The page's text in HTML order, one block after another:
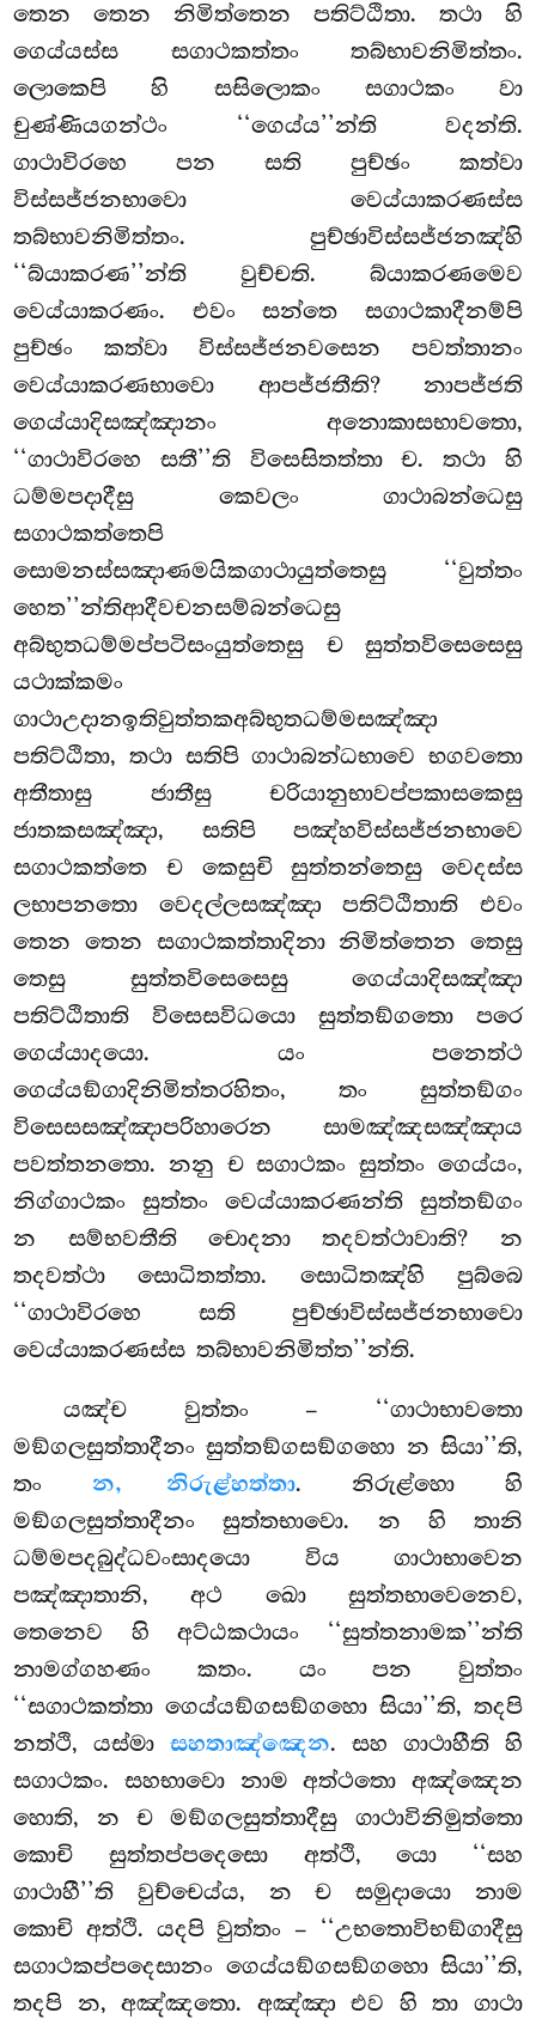
තෙන තෙන නිමිත්තෙන පතිට්ඨිතා. තථා හි
ගෙය්යස්ස සගාථකත්තං තබ්භාවනිමිත්තං.
ලොකෙපි හි සසිලොකං සගාථකං වා
චුණ්ණියගන්ථං ‘‘ගෙය්ය’’න්ති වදන්ති.
ගාථාවිරහෙ පන සති පුච්ඡං කත්වා
විස්සජ්ජනභාවො වෙය්යාකරණස්ස
තබ්භාවනිමිත්තං. පුච්ඡාවිස්සජ්ජනඤ්හි
‘‘බ්යාකරණ’’න්ති වුච්චති. බ්යාකරණමෙව
වෙය්යාකරණං. එවං සන්තෙ සගාථකාදීනම්පි
පුච්ඡං කත්වා විස්සජ්ජනවසෙන පවත්තානං
වෙය්යාකරණභාවො ආපජ්ජතීති? නාපජ්ජති
ගෙය්යාදිසඤ්ඤානං අනොකාසභාවතො,
‘‘ගාථාවිරහෙ සතී’’ති විසෙසිතත්තා ච. තථා හි
ධම්මපදාදීසු කෙවලං ගාථාබන්ධෙසු
සගාථකත්තෙපි
සොමනස්සඤාණමයිකගාථායුත්තෙසු ‘‘වුත්තං
හෙත’’න්තිආදීවචනසම්බන්ධෙසු
අබ්භුතධම්මප්පටිසංයුත්තෙසු ච සුත්තවිසෙසෙසු
යථාක්කමං
ගාථාඋදානඉතිවුත්තකඅබ්භුතධම්මසඤ්ඤා
පතිට්ඨිතා, තථා සතිපි ගාථාබන්ධභාවෙ භගවතො
අතීතාසු ජාතීසු චරියානුභාවප්පකාසකෙසු
ජාතකසඤ්ඤා, සතිපි පඤ්හවිස්සජ්ජනභාවෙ
සගාථකත්තෙ ච කෙසුචි සුත්තන්තෙසු වෙදස්ස
ලභාපනතො වෙදල්ලසඤ්ඤා පතිට්ඨිතාති එවං
තෙන තෙන සගාථකත්තාදිනා නිමිත්තෙන තෙසු
තෙසු සුත්තවිසෙසෙසු ගෙය්යාදිසඤ්ඤා
පතිට්ඨිතාති විසෙසවිධයො සුත්තඞ්ගතො පරෙ
ගෙය්යාදයො. යං පනෙත්ථ
ගෙය්යඞ්ගාදිනිමිත්තරහිතං, තං සුත්තඞ්ගං
විසෙසසඤ්ඤාපරිහාරෙන සාමඤ්ඤසඤ්ඤාය
පවත්තනතො. නනු ච සගාථකං සුත්තං ගෙය්යං,
නිග්ගාථකං සුත්තං වෙය්යාකරණන්ති සුත්තඞ්ගං
න සම්භවතීති චොදනා තදවත්ථාවාති? න
තදවත්ථා සොධිතත්තා. සොධිතඤ්හි පුබ්බෙ
‘‘ගාථාවිරහෙ සති පුච්ඡාවිස්සජ්ජනභාවො
වෙය්යාකරණස්ස තබ්භාවනිමිත්ත’’න්ති.
යඤ්ච වුත්තං – ‘‘ගාථාභාවතො
මඞ්ගලසුත්තාදීනං සුත්තඞ්ගසඞ්ගහො න සියා’’ති,
තංන, නිරුළ්හත්තා. නිරුළ්හො හි
මඞ්ගලසුත්තාදීනං සුත්තභාවො. න හි තානි
ධම්මපදබුද්ධවංසාදයො විය ගාථාභාවෙන
පඤ්ඤාතානි, අථ ඛො සුත්තභාවෙනෙව,
තෙනෙව හි අට්ඨකථායං ‘‘සුත්තනාමක’’න්ති
නාමග්ගහණං කතං. යං පන වුත්තං
‘‘සගාථකත්තා ගෙය්යඞ්ගසඞ්ගහො සියා’’ති, තදපි
නත්ථි, යස්මාසහතාඤ්ඤෙන. සහ ගාථාහීති හි
සගාථකං. සහභාවො නාම අත්ථතො අඤ්ඤෙන
හොති, න ච මඞ්ගලසුත්තාදීසු ගාථාවිනිමුත්තො
කොචි සුත්තප්පදෙසො අත්ථි, යො ‘‘සහ
ගාථාහී’’ති වුච්චෙය්ය, න ච සමුදායො නාම
කොචි අත්ථි. යදපි වුත්තං – ‘‘උභතොවිභඞ්ගාදීසු
සගාථකප්පදෙසානං ගෙය්යඞ්ගසඞ්ගහො සියා’’ති,
තදපි න, අඤ්ඤතො. අඤ්ඤා එව හි තා ගාථා